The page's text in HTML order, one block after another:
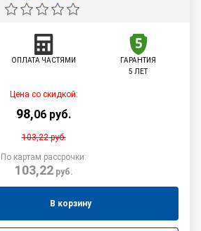
ОПЛАТА ЧАСТЯМИ
ГАРАНТИЯ
5 ЛЕТ
Цена со скидкой:
98,06 руб.
103,22руб.
По картам рассрочки:
103,22руб.
В корзину